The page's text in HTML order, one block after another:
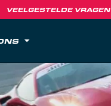
VEELGESTELDE VRAGEN